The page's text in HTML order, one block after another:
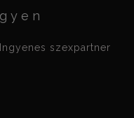
szexpartner